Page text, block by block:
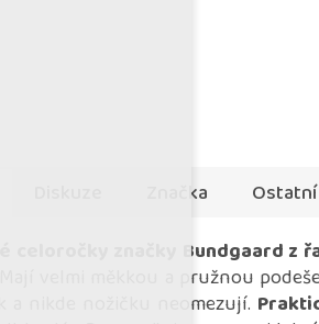
Značka
celoročky značky Bundgaard z
Mají velmi měkkou a pružnou
a nikde nožičku neomezují.